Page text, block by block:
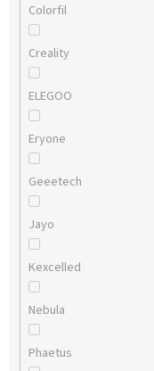
Colorfil
Creality
ELEGOO
Eryone
Geeetech
Jayo
Kexcelled
Nebula
Phaetus